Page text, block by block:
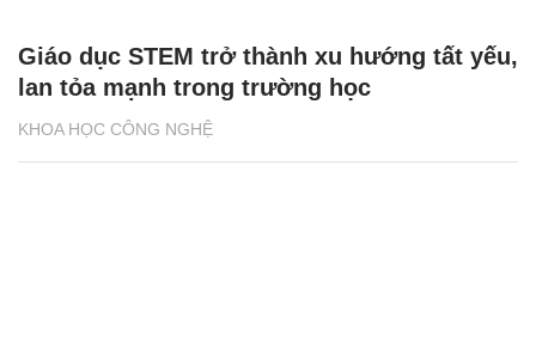
KHOA HỌC CÔNG NGHỆ
Giáo dục STEM trở thành xu hướng tất yếu,
lan tỏa mạnh trong trường học